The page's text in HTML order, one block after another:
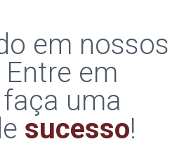
em nossos
Entre em
uma
sucesso!